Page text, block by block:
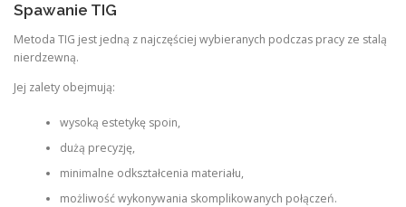
Spawanie TIG
Metoda TIG jest jedną z najczęściej wybieranych podczas pracy ze stalą
nierdzewną.
Jej zalety obejmują:
wysoką estetykę spoin,
dużą precyzję,
minimalne odkształcenia materiału,
możliwość wykonywania skomplikowanych połączeń.